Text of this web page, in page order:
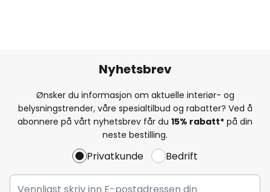
Nyhetsbrev
Ønsker du informasjon om aktuelle interiør- og
belysningstrender, våre spesialtilbud og rabatter? Ved å
abonnere på vårt nyhetsbrev får du 15% rabatt* på din
neste bestilling.
Privatkunde Bedrift